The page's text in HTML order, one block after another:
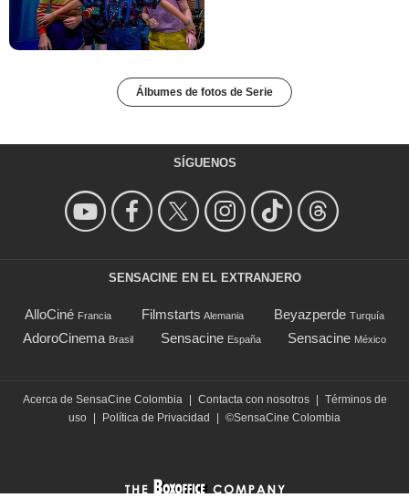
Álbumes de fotos de Serie
SÍGUENOS
SENSACINE EN EL EXTRANJERO
AlloCiné Francia Filmstarts Alemania Beyazperde Turquía
AdoroCinema Brasil Sensacine España Sensacine México
Acerca de SensaCine Colombia Contacta con nosotros
Términos de
uso
Política de Privacidad ©SensaCine Colombia